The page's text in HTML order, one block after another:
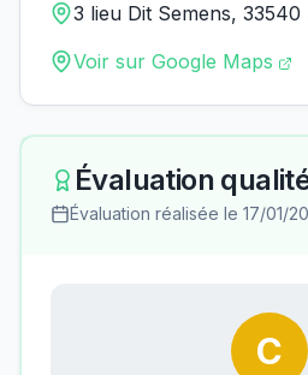
3 lieu Dit Semens, 33540
Voir sur Google Maps
Évaluation
Évaluation réalisée le 17/01/
C